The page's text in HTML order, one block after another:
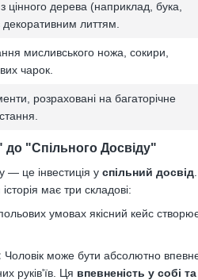
з цінного дерева (наприклад, бука,
декоративним литтям.
мисливського ножа, сокири,
чарок.
розраховані на багаторічне
до "Спільного Досвіду"
— це інвестиція у спільний досвід
має три складові:
умовах якісний кейс
Чоловік може бути абсолютно
руків'їв. Ця впевненість у собі та